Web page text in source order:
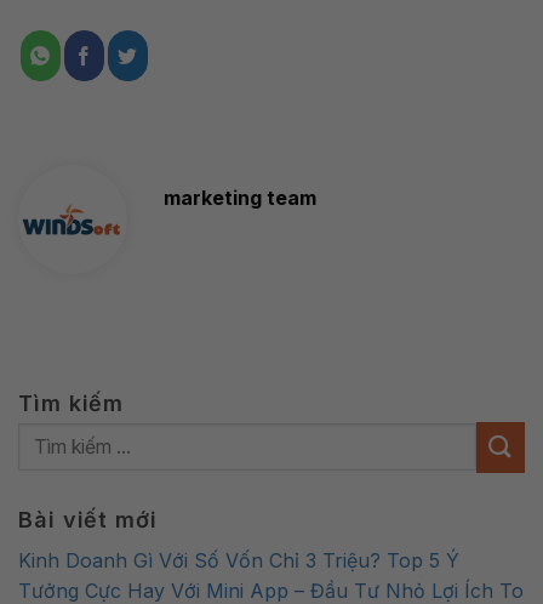
marketing team
Tìm kiếm
Bài viết mới
Kinh Doanh Gì Với Số Vốn Chỉ 3 Triệu? Top 5 Ý
Tưởng Cực Hay Với Mini App – Đầu Tư Nhỏ Lợi Ích To